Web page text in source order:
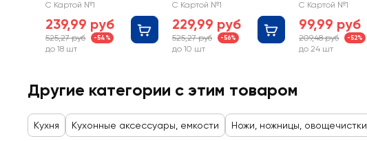
Арт. TKP004/1
С Картой №1
239,99 руб
525,27 руб -54%
до 18 шт
Арт. TKP002/1
С Картой №1
229,99 руб
525,27 руб -56%
до 10 шт
Арт. TKP020
С Картой №1
99,99 руб
209,48 руб -52%
до 24 шт
Другие категории с этим товаром
Кухня Кухонные аксессуары, емкости Ножи, ножницы, овощечистки